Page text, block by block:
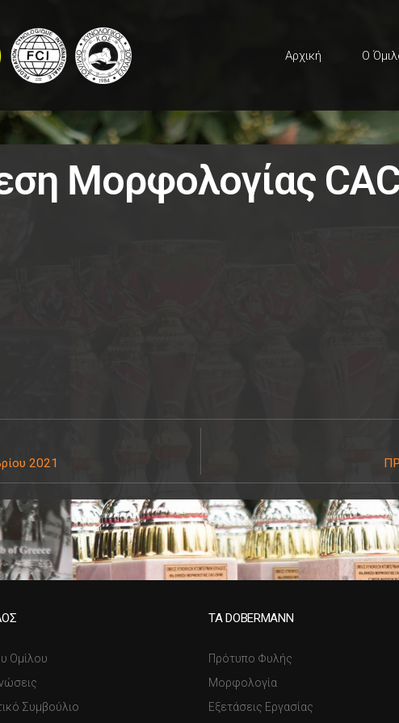
Αρχική Ο
Μορφολογίας
2021
Ομίλου
Συμβούλιο
ΤΑ DOBERMANN
Πρότυπο Φυλής
Μορφολογία
Εξετάσεις Εργασίας